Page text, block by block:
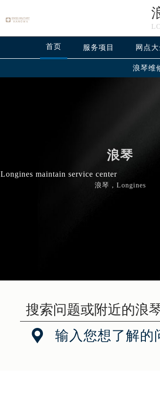
首页 服务项目 网点大
浪琴维
浪琴
Longines maintain service center
浪琴，Longines
 输入您想了解的